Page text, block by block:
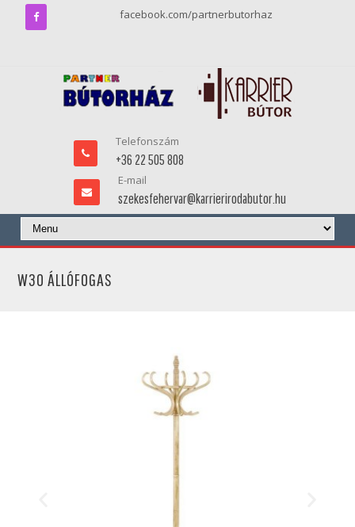
facebook.com/partnerbutorhaz
Telefonszám
+36 22 505 808
E-mail
szekesfehervar@karrierirodabutor.hu
W30 ÁLLÓFOGAS